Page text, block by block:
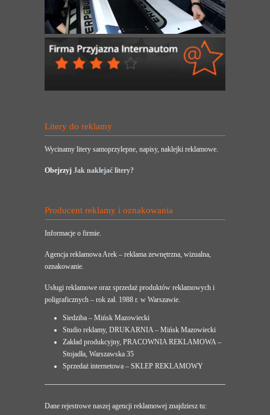
Litery do reklamy
Wycinamy litery samoprzylepne, napisy, naklejki reklamowe.
Obejrzyj Jak naklejać litery?
Producent reklamy i oznakowania
Informacje o firmie.
Agencja reklamowa Arek – reklama zewnętrzna, wizualna,
oznakowanie.
Usługi reklamowe oraz sprzedaż produktów reklamowych i
poligraficznych – rok zał. 1988 r. w Warszawie.
Siedziba – Mińsk Mazowiecki
Studio reklamy, DRUKARNIA – Mińsk Mazowiecki
Zakład produkcyjny, PRACOWNIA REKLAMOWA –
Stojadła, Warszawska 35
Sprzedaż internetowa – SKLEP REKLAMOWY
Dane rejestrowe naszej agencji reklamowej znajdziesz tu: